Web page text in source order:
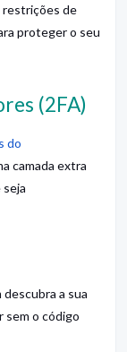
restrições de
proteger o seu
(2FA)
do
camada extra
seja
a sua
sem o código